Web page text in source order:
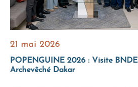
21 mai 2026
POPENGUINE 2026 : Visite BNDE
Archevêché Dakar